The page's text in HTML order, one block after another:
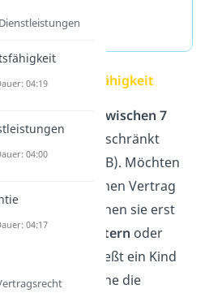
Geschäftsfähigkeit
zwischen 7
sind eingeschränkt
(§ 107 BGB). Möchten
kaufen oder einen Vertrag
dann brauchen sie erst
ihrer Eltern oder
Schließt ein Kind
Jugendlicher ohne die
04:19
04:00
04:17